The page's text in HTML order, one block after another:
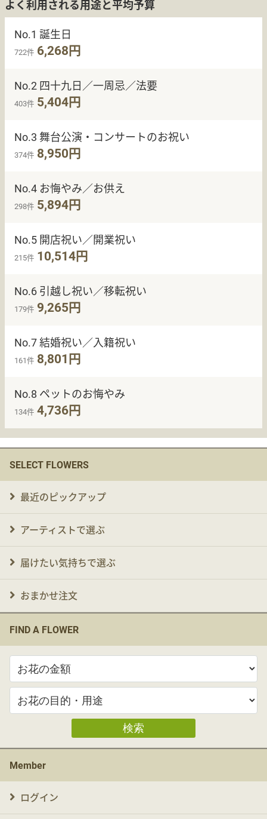
よく利用される用途と平均予算
No.1 誕生日
722件 6,268円
No.2 四十九日／一周忌／法要
403件 5,404円
No.3 舞台公演・コンサートのお祝い
374件 8,950円
No.4 お悔やみ／お供え
298件 5,894円
No.5 開店祝い／開業祝い
215件 10,514円
No.6 引越し祝い／移転祝い
179件 9,265円
No.7 結婚祝い／入籍祝い
161件 8,801円
No.8 ペットのお悔やみ
134件 4,736円
SELECT FLOWERS
最近のピックアップ
アーティストで選ぶ
届けたい気持ちで選ぶ
おまかせ注文
FIND A FLOWER
検索
Member
ログイン